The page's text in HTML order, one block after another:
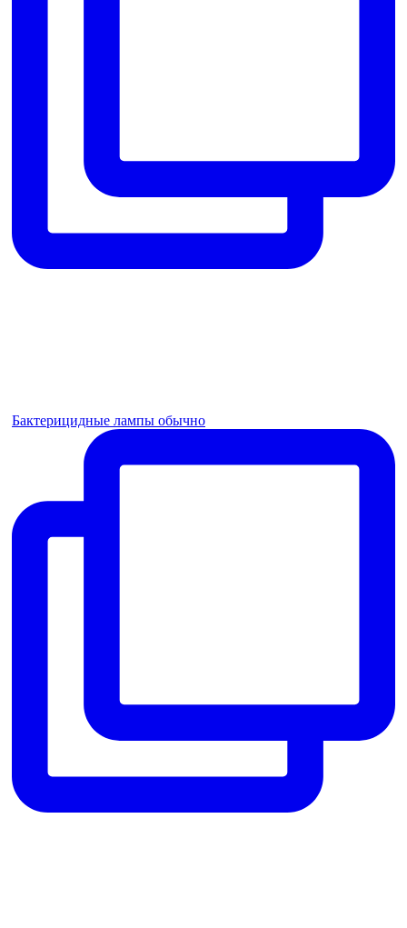
Бактерицидные лампы обычно